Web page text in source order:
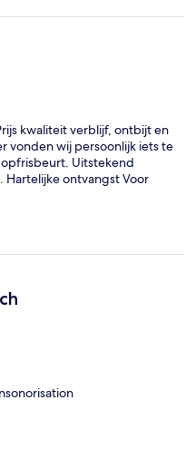
kwaliteit verblijf, ontbijt en
vonden wij persoonlijk iets te
Uitstekend
Hartelijke ontvangst Voor